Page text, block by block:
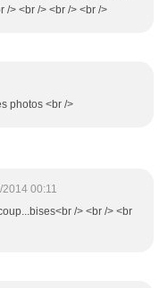
/> <br /> <br /> <br />
photos <br />
00:11
/> <br /> <br